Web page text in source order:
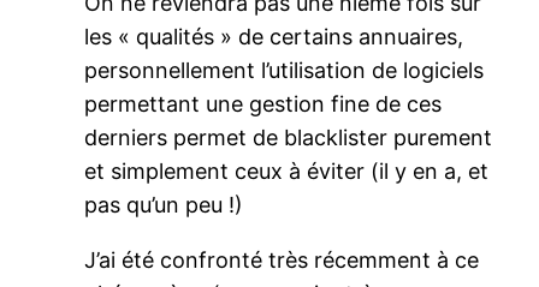
les « qualités » de certains annuaires,
personnellement l’utilisation de logiciels
permettant une gestion fine de ces
derniers permet de blacklister purement
et simplement ceux à éviter (il y en a, et
pas qu’un peu !)
J’ai été confronté très récemment à ce